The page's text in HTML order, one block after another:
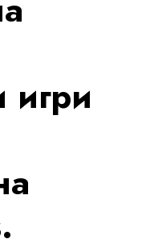
игри